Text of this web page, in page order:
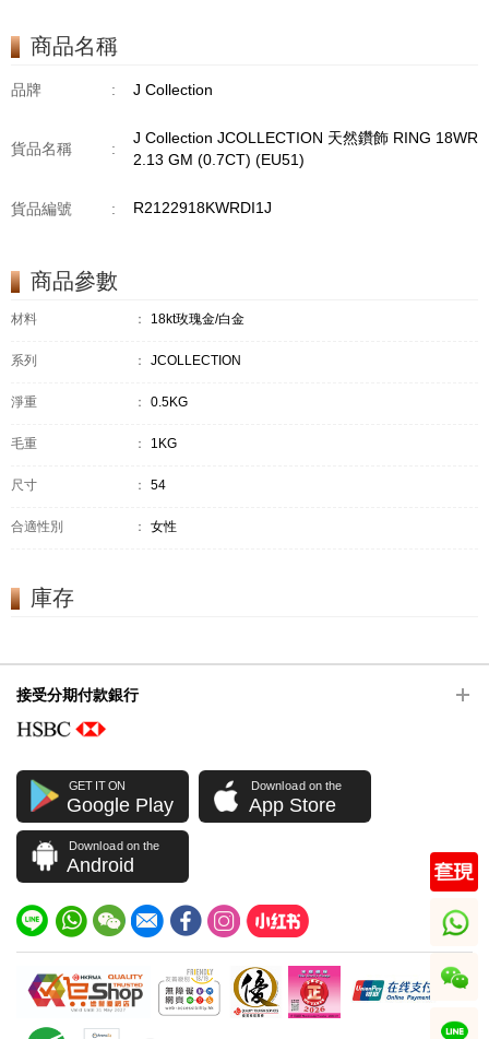
商品名稱
品牌 : J Collection
貨品名稱 :
J Collection JCOLLECTION 天然鑽飾 RING 18WR
2.13 GM (0.7CT) (EU51)
貨品編號 : R2122918KWRDI1J
商品參數
材料 ： 18kt玫瑰金/白金
系列 ： JCOLLECTION
淨重 ： 0.5KG
毛重 ： 1KG
尺寸 ： 54
合適性別 ： 女性
庫存
接受分期付款銀行
GET IT ON
Google Play
Download on the
App Store
Download on the
Android
whatsapp